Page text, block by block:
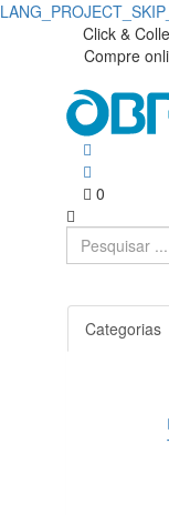
Click &
Compre
0
Categorias